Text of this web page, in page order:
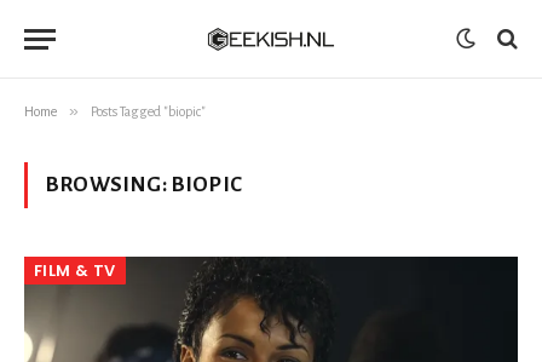
Home » Posts Tagged "biopic"
BROWSING: BIOPIC
FILM & TV